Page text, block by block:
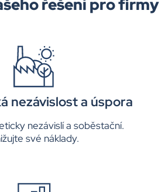
řešení pro firmy
nezávislost a úspora
nezávislí a soběstační.
své náklady.